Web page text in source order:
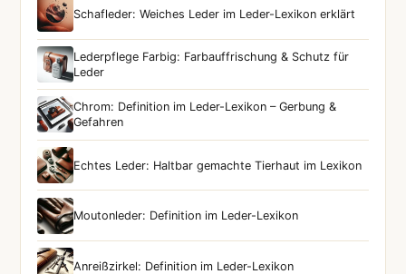
Schafleder: Weiches Leder im Leder-Lexikon erklärt
Lederpflege Farbig: Farbauffrischung & Schutz für
Leder
Chrom: Definition im Leder-Lexikon – Gerbung &
Gefahren
Echtes Leder: Haltbar gemachte Tierhaut im Lexikon
Moutonleder: Definition im Leder-Lexikon
Anreißzirkel: Definition im Leder-Lexikon